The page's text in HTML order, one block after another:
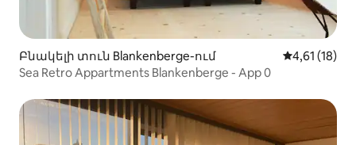
Բնակելի տուն Blankenberge-ում Միջին
4,61 (18)
Sea Retro Appartments Blankenberge - App 0